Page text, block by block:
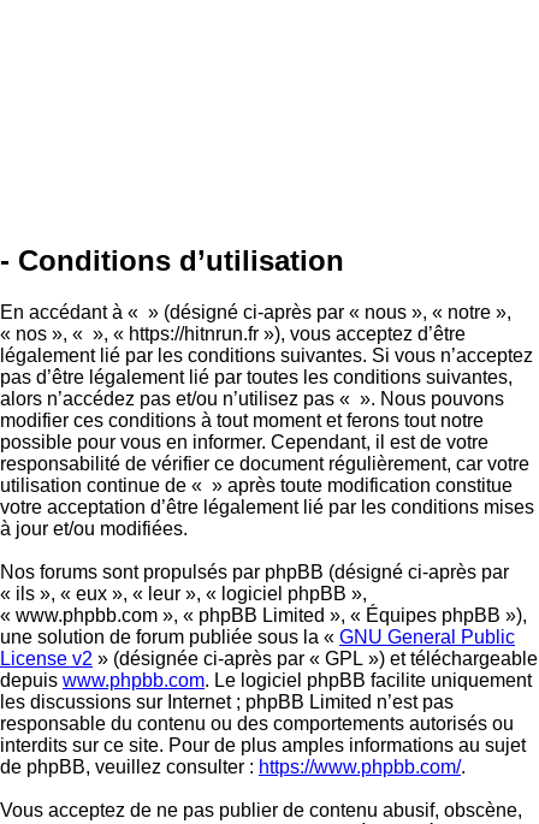
- Conditions d’utilisation
En accédant à « » (désigné ci-après par « nous », « notre »,
« nos », « », « https://hitnrun.fr »), vous acceptez d’être
légalement lié par les conditions suivantes. Si vous n’acceptez
pas d’être légalement lié par toutes les conditions suivantes,
alors n’accédez pas et/ou n’utilisez pas « ». Nous pouvons
modifier ces conditions à tout moment et ferons tout notre
possible pour vous en informer. Cependant, il est de votre
responsabilité de vérifier ce document régulièrement, car votre
utilisation continue de « » après toute modification constitue
votre acceptation d’être légalement lié par les conditions mises
à jour et/ou modifiées.
Nos forums sont propulsés par phpBB (désigné ci-après par
« ils », « eux », « leur », « logiciel phpBB »,
« www.phpbb.com », « phpBB Limited », « Équipes phpBB »),
une solution de forum publiée sous la « GNU General Public
License v2 » (désignée ci-après par « GPL ») et téléchargeable
depuis www.phpbb.com. Le logiciel phpBB facilite uniquement
les discussions sur Internet ; phpBB Limited n’est pas
responsable du contenu ou des comportements autorisés ou
interdits sur ce site. Pour de plus amples informations au sujet
de phpBB, veuillez consulter : https://www.phpbb.com/.
Vous acceptez de ne pas publier de contenu abusif, obscène,